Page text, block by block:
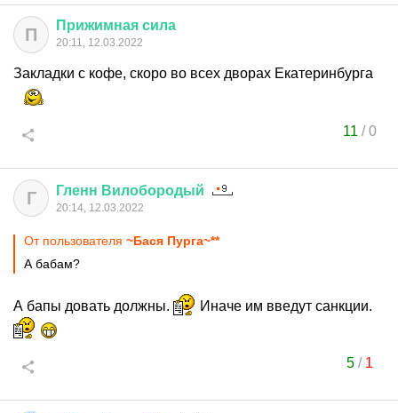
П Прижимная сила
20:11, 12.03.2022
Закладки с кофе, скоро во всех дворах Екатеринбурга
11 /0
Г Гленн Вилобородый
20:14, 12.03.2022
От пользователя ~Бася Пурга~**
А бабам?
А бапы довать должны. Иначе им введут санкции.
5/ 1